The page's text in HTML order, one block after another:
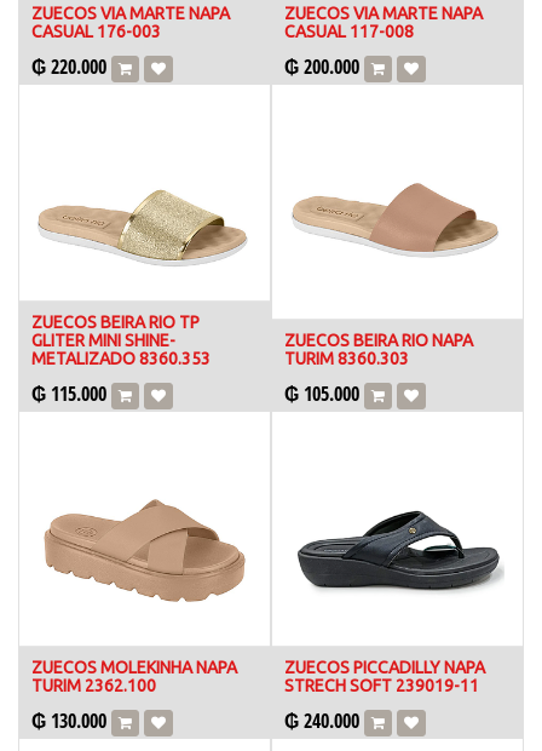
ZUECOS VIA MARTE NAPA
CASUAL 176-003
₲220.000
ZUECOS VIA MARTE NAPA
CASUAL 117-008
₲200.000
ZUECOS BEIRA RIO TP
GLITER MINI SHINE-
METALIZADO 8360.353
₲ 115.000
ZUECOS BEIRA RIO NAPA
TURIM 8360.303
₲ 105.000
ZUECOS MOLEKINHA NAPA
TURIM 2362.100
₲ 130.000
ZUECOS PICCADILLY NAPA
STRECH SOFT 239019-11
₲240.000